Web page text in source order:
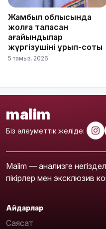
Жамбыл облысында
жолға таласқан
ағайындылар
жүргізушіні ұрып-соқты
5 тамыз, 2026
malim
Біз әлеуметтік желіде:
Malim — анализге
пікірлер мен эксклюзив
Айдарлар
Саясат